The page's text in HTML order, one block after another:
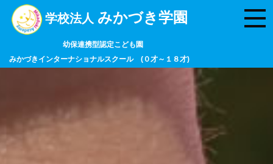
学校法人 みかづき学園
幼保連携型認定こども園
みかづきインターナショナルスクール (０才～１８才)